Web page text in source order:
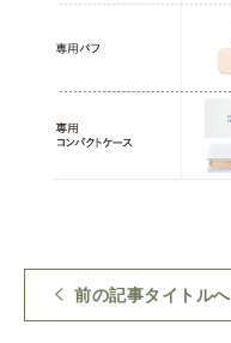
前の記事タイトルへ